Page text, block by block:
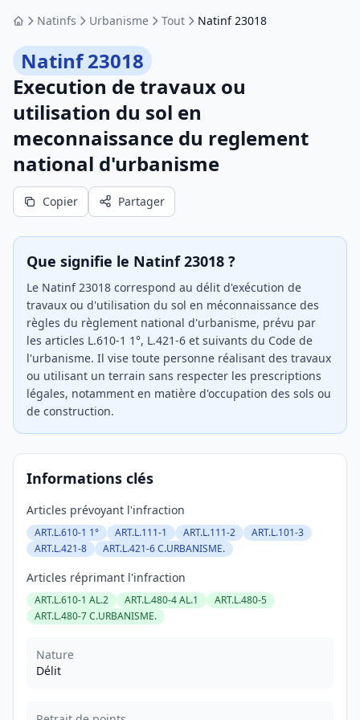
AccueilNatinfs Urbanisme Tout Natinf 23018
Natinf 23018
Execution de travaux ou
utilisation du sol en
meconnaissance du reglement
national d'urbanisme
Copier Partager
Que signifie le Natinf 23018 ?
Le Natinf 23018 correspond au délit d'exécution de
travaux ou d'utilisation du sol en méconnaissance des
règles du règlement national d'urbanisme, prévu par
les articles L.610-1 1°, L.421-6 et suivants du Code de
l'urbanisme. Il vise toute personne réalisant des travaux
ou utilisant un terrain sans respecter les prescriptions
légales, notamment en matière d'occupation des sols ou
de construction.
Informations clés
Articles prévoyant l'infraction
ART.L.610-1 1° ART.L.111-1 ART.L.111-2
ART.L.101-3
ART.L.421-8
ART.L.421-6 C.URBANISME.
Articles réprimant l'infraction
ART.L.610-1 AL.2 ART.L.480-4 AL.1
ART.L.480-5
ART.L.480-7 C.URBANISME.
Nature
Délit